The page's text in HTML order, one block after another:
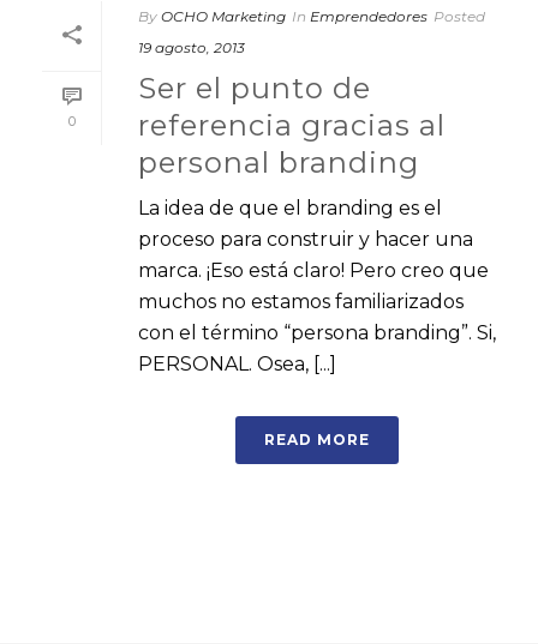
0
By OCHO Marketing In Emprendedores Posted
19 agosto, 2013
Ser el punto de
referencia gracias al
personal branding
La idea de que el branding es el
proceso para construir y hacer una
marca. ¡Eso está claro! Pero creo que
muchos no estamos familiarizados
con el término “persona branding”. Si,
PERSONAL. Osea, [...]
READ MORE